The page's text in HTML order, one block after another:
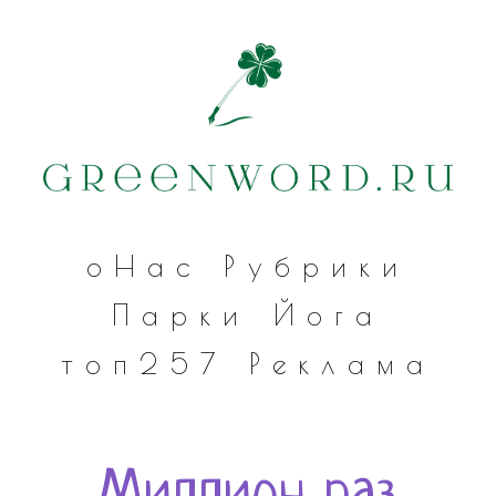
оНас
Рубрики
Парки
Йога
топ257
Реклама